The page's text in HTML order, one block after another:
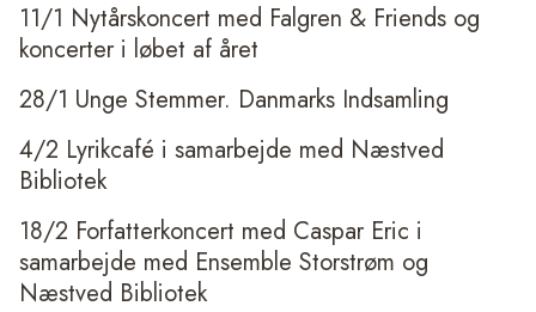
11/1 Nytårskoncert med Falgren & Friends og
koncerter i løbet af året
28/1 Unge Stemmer. Danmarks Indsamling
4/2 Lyrikcafé i samarbejde med Næstved
Bibliotek
18/2 Forfatterkoncert med Caspar Eric i
samarbejde med Ensemble Storstrøm og
Næstved Bibliotek